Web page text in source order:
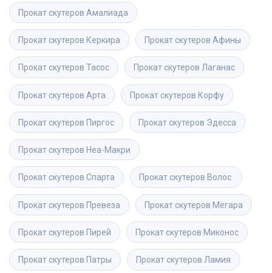
Прокат скутеров Амалиада
Прокат скутеров Керкира Прокат скутеров Афины
Прокат скутеров Тасос Прокат скутеров Лаганас
Прокат скутеров Арта Прокат скутеров Корфу
Прокат скутеров Пиргос Прокат скутеров Эдесса
Прокат скутеров Неа-Макри
Прокат скутеров Спарта Прокат скутеров Волос
Прокат скутеров Превеза Прокат скутеров Мегара
Прокат скутеров Пирей Прокат скутеров Миконос
Прокат скутеров Патры Прокат скутеров Ламия